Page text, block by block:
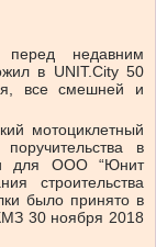
перед недавним
в UNIT.City 50
все смешней и
мотоциклетный
в
для ООО “Юнит
строительства
было принято в
30 ноября 2018